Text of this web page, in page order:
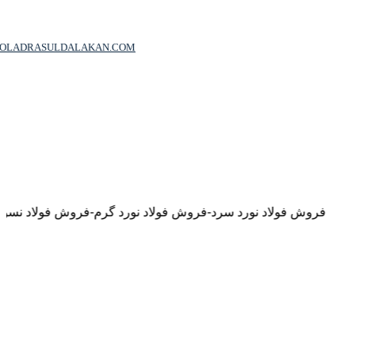
فروش فولاد نورد سرد-فروش فولاد نورد گرم-فروش فولاد نسوز-فروش فولاد ضد